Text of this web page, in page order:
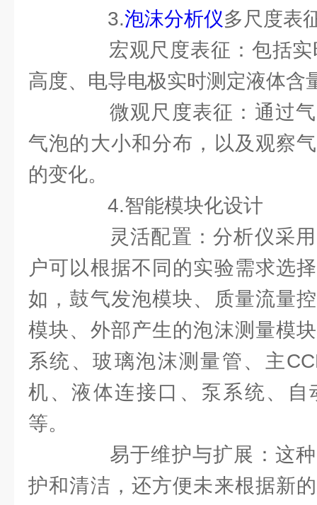
3.泡沫分析仪多尺度表
宏观尺度表征：包括实
高度、电导电极实时测定液体含
微观尺度表征：通过气
气泡的大小和分布，以及观察
的变化。
4.智能模块化设计
灵活配置：分析仪采用
户可以根据不同的实验需求选
如，鼓气发泡模块、质量流量
模块、外部产生的泡沫测量模
系统、玻璃泡沫测量管、主
机、液体连接口、泵系统、自
等。
易于维护与扩展：这种
护和清洁，还方便未来根据新